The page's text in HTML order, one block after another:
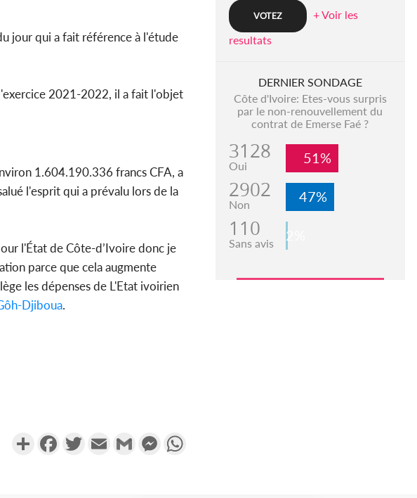
jour qui a fait référence à l'étude
2021-2022, il a fait l'objet
1.604.190.336 francs CFA, a
l'esprit qui a prévalu lors de la
l'État de Côte-d’Ivoire donc je
parce que cela augmente
les dépenses de L'Etat ivoirien
Djiboua.
PartagerFacebookTwitterEmail Gmail Messenger
+ Voir les
resultats
DERNIER SONDAGE
Côte d'Ivoire: Etes-vous surpris
par le non-renouvellement du
contrat de Emerse Faé ?
3128
Oui 51%
2902
Non 47%
110
Sans avis 2%